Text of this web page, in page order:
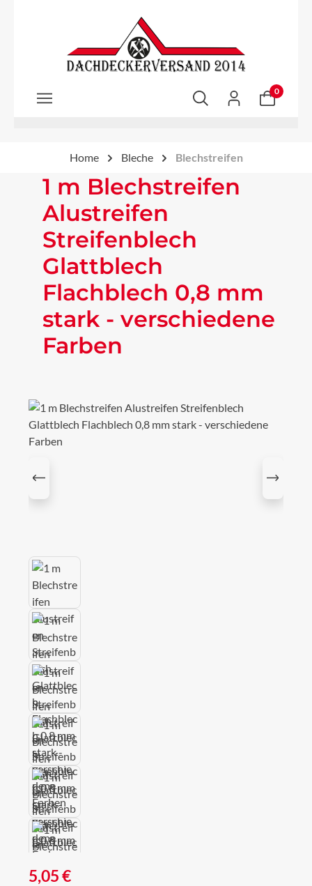
Zum Hauptinhalt springen
0
Home Bleche Blechstreifen
1 m Blechstreifen
Alustreifen
Streifenblech
Glattblech
Flachblech 0,8 mm
stark - verschiedene
Farben
Bildergalerie überspringen
Regulärer Preis:
5,05 €